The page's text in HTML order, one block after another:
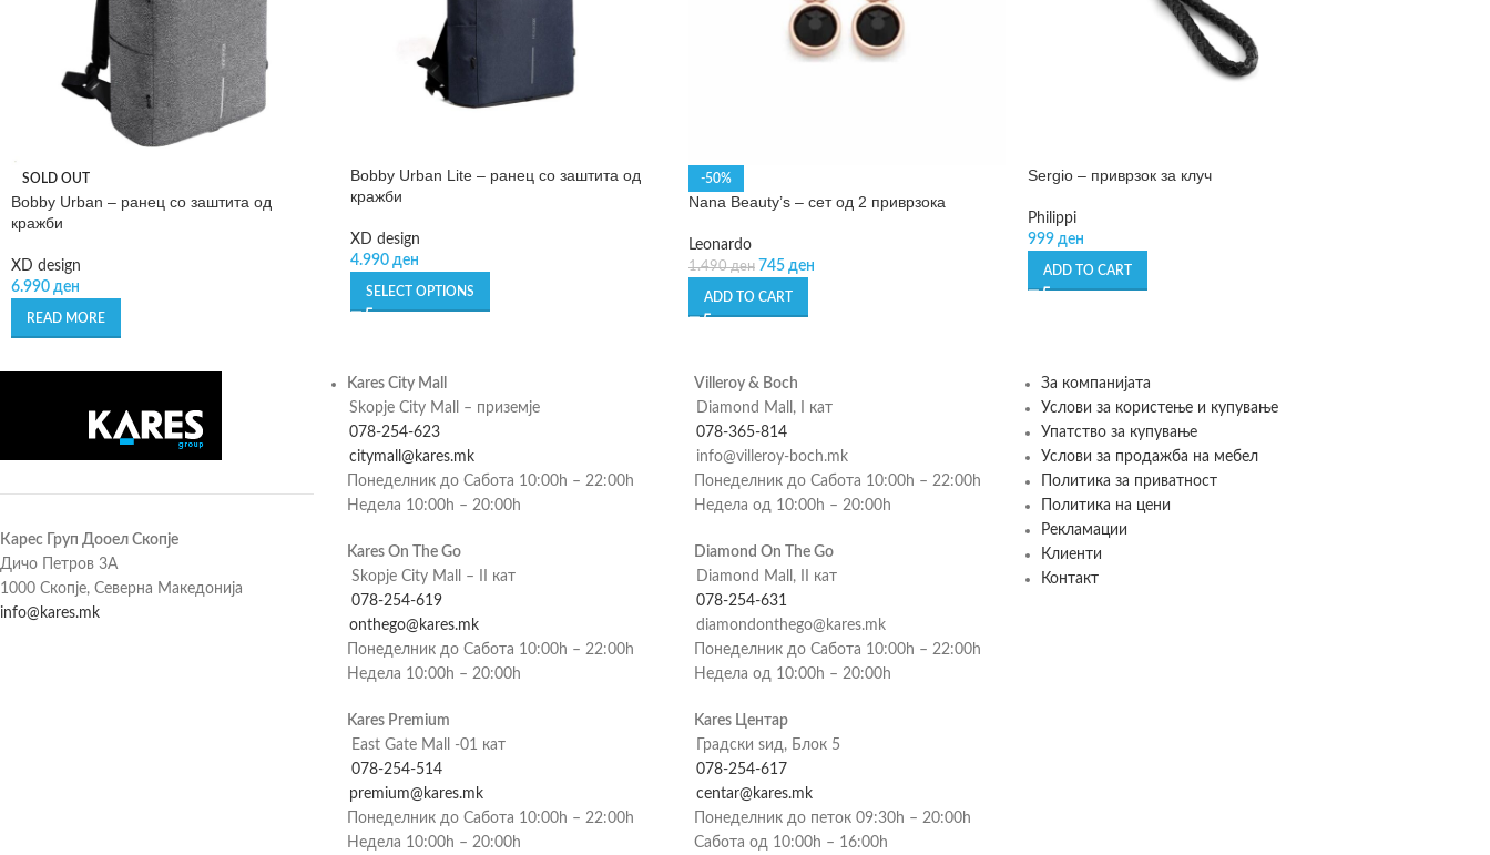
SOLD OUT
Bobby Urban – ранец со заштита од
кражби
XD design
6.990 ден
READ MORE
Bobby Urban Lite – ранец со заштита од
кражби
XD design
4.990 ден
SELECT OPTIONS
-50%
Nana Beauty’s – сет од 2 приврзока
Leonardo
1.490ден 745 ден
ADD TO CART
Sergio – приврзок за клуч
Philippi
999 ден
ADD TO CART
Карес Груп Дооел Скопје
Дичо Петров 3А
1000 Скопје, Северна Македонија
info@kares.mk
Kares City Mall
Skopje City Mall – приземје
078-254-623
citymall@kares.mk
Понеделник до Сабота 10:00h – 22:00h
Недела 10:00h – 20:00h
Kares On The Go
Skopje City Mall – II кат
078-254-619
onthego@kares.mk
Понеделник до Сабота 10:00h – 22:00h
Недела 10:00h – 20:00h
Kares Premium
East Gate Mall -01 кат
078-254-514
premium@kares.mk
Понеделник до Сабота 10:00h – 22:00h
Недела 10:00h – 20:00h
Villeroy & Boch
Diamond Mall, I кат
078-365-814
info@villeroy-boch.mk
Понеделник до Сабота 10:00h – 22:00h
Недела од 10:00h – 20:00h
Diamond On The Go
Diamond Mall, II кат
078-254-631
diamondonthego@kares.mk
Понеделник до Сабота 10:00h – 22:00h
Недела од 10:00h – 20:00h
Kares Центар
Градски ѕид, Блок 5
078-254-617
centar@kares.mk
Понеделник до петок 09:30h – 20:00h
Сабота од 10:00h – 16:00h
За компанијата
Услови за користење и купување
Упатство за купување
Услови за продажба на мебел
Политика за приватност
Политика на цени
Рекламации
Клиенти
Контакт